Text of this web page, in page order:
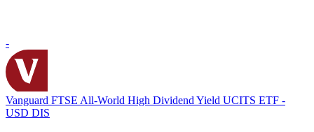
-
Vanguard FTSE All-World High Dividend Yield UCITS ETF -
USD DIS